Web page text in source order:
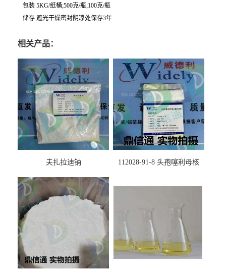
包装 5KG/纸桶;500克/瓶;100克/瓶
储存 遮光干燥密封阴凉处保存3年
相关产品：
夫扎拉迪钠
112028-91-8 头孢噻利母核